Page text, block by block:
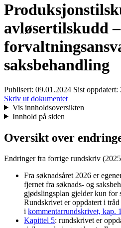
avløsertilskudd –
saksbehandling
Publisert: 09.01.2024 Sist oppdatert:
Skriv ut dokumentet
Vis innholdsoversikten
Innhold på siden
Oversikt over
Endringer fra forrige rundskriv
Fra søknadsåret 2026 er
fjernet fra søknads- og
gjødslingsplan gjelder kun for
Rundskrivet er oppdatert i
i kommentarrundskrivet, kap.
Kapittel 5: rundskrivet er